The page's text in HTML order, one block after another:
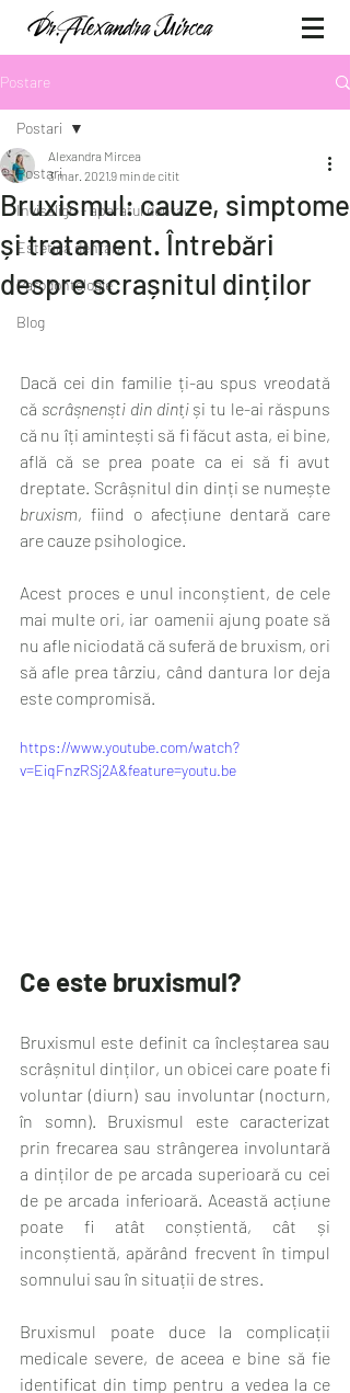
Postare
Postari
Invisalign - aparatul dentar
Estetica dentara
Parodontologie
Blog
Postari
Bruxismul: cauze, simptome
și tratament. Întrebări
despre scrașnitul dinților
Alexandra Mircea
3 mar. 20219 min de citit
Dacă cei din familie ți-au spus vreodată
că scrâșnenști din dinți și tu le-ai răspuns
că nu îți amintești să fi făcut asta, ei bine,
află că se prea poate ca ei să fi avut
bruxism, fiind o afecțiune dentară care
are cauze psihologice.
Acest proces e unul inconștient, de cele
mai multe ori, iar oamenii ajung poate să
nu afle niciodată că suferă de bruxism, ori
să afle prea târziu, când dantura lor deja
este compromisă.
https://www.youtube.com/watch?
v=EiqFnzRSj2A&feature=youtu.be
Ce este bruxismul?
Bruxismul este definit ca încleștarea sau
scrâșnitul dinților, un obicei care poate fi
voluntar (diurn) sau involuntar (nocturn,
în somn). Bruxismul este caracterizat
prin frecarea sau strângerea involuntară
a dinților de pe arcada superioară cu cei
de pe arcada inferioară. Această acțiune
poate fi atât conștientă, cât și
inconștientă, apărând frecvent în timpul
somnului sau în situații de stres.
Bruxismul poate duce la complicații
medicale severe, de aceea e bine să fie
identificat din timp pentru a vedea la ce